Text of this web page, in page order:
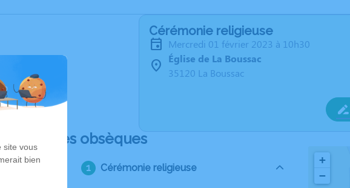
Cérémonie religieuse
mercredi 01 février 2023 à 10h30
Église de La Boussac
35120 La Boussac
Déroulé des obsèques
Cérémonie religieuse
+
−